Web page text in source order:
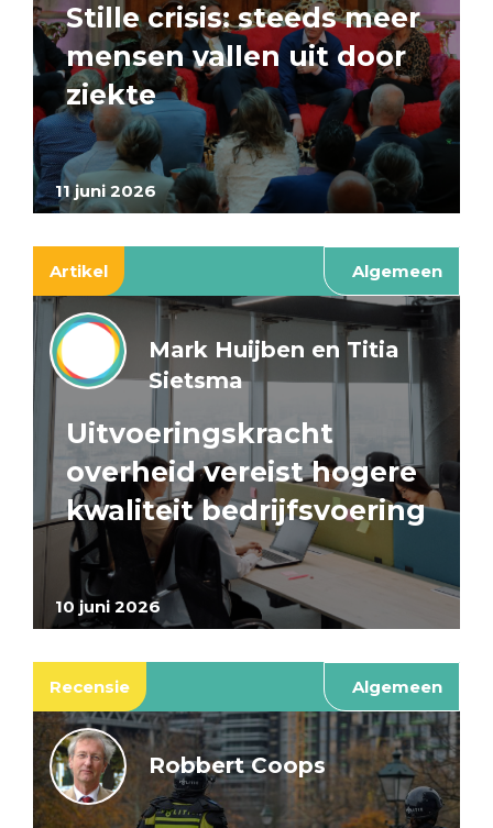
11 juni 2026
Stille crisis: steeds meer
mensen vallen uit door
ziekte
Artikel Algemeen
10 juni 2026
Mark Huijben en Titia
Sietsma
Uitvoeringskracht
overheid vereist hogere
kwaliteit bedrijfsvoering
Recensie Algemeen
Robbert Coops